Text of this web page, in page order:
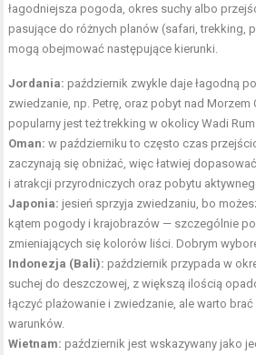
łagodniejsza pogoda, okres suchy albo
pasujące do różnych planów (safari, trekking,
mogą obejmować następujące kierunki.
Jordania: październik zwykle daje łagodną
zwiedzanie, np. Petrę, oraz pobyt nad Morzem
popularny jest też trekking w okolicy Wadi Rum.
Oman: w październiku to często czas
zaczynają się obniżać, więc łatwiej
i atrakcji przyrodniczych oraz pobytu
Japonia: jesień sprzyja zwiedzaniu, bo
kątem pogody i krajobrazów — szczególnie
zmieniających się kolorów liści. Dobrym
Indonezja (Bali): październik przypada w
suchej do deszczowej, z większą ilością
łączyć plażowanie i zwiedzanie, ale warto
warunków.
Wietnam: październik jest wskazywany jako